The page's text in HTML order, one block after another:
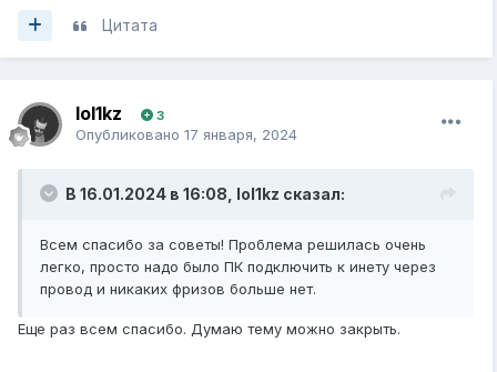
Цитата
lol1kz 3
Опубликовано 17 января, 2024
В 16.01.2024 в 16:08, lol1kz сказал:
Всем спасибо за советы! Проблема решилась очень
легко, просто надо было ПК подключить к инету через
провод и никаких фризов больше нет.
Еще раз всем спасибо. Думаю тему можно закрыть.